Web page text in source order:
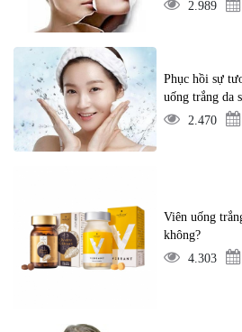
2.989
Phục hồi sự
uống trắng da
2.470
Viên uống
không?
4.303